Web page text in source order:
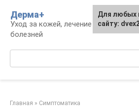
контенту
Дерма+
Уход за кожей, лечение
болезней
Главная » Симптоматика
Для любых
сайту: